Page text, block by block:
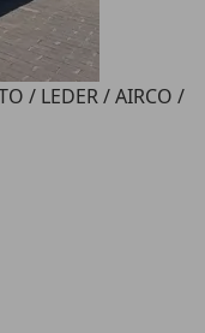
/ LEDER / AIRCO /